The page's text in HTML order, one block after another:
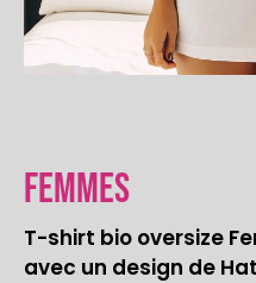
Femmes
T-shirt bio oversize
avec un design de